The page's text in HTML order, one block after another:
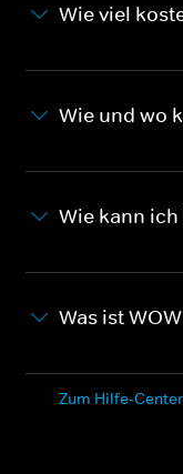
Wie viel
Wie und wo
Wie kann
Was ist
Zum Hilfe-